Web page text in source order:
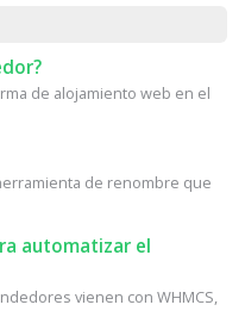
de alojamiento web en el
de renombre que
automatizar el
vienen con WHMCS,